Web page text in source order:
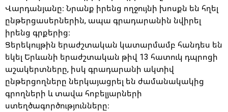
Վարդանյանը։ Նրանք իրենց ողջույնի խոսքն են հղել
ընթերցասերներին, ապա գրադարանին նվիրել
իրենց գրքերից։
Ցերեկույթին երաժշտական կատարմամբ հանդես են
եկել Երևանի երաժշտական թիվ 13 հատուկ դպրոցի
աշակերտները, իսկ գրադարանի ակտիվ
ընթերցողները ներկայացրել են ժամանակակից
գրողների և տավա հոբելյարների
ստեղծագործությունները։